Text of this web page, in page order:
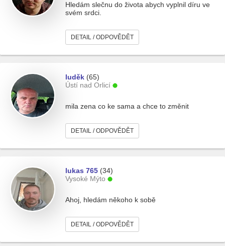
Hledám slečnu do života abych vyplnil díru ve
svém srdci.
DETAIL / ODPOVĚDĚT
luděk (65)
Ústí nad Orlicí
mila zena co ke sama a chce to změnit
DETAIL / ODPOVĚDĚT
lukas 765 (34)
Vysoké Mýto
Ahoj, hledám někoho k sobě
DETAIL / ODPOVĚDĚT